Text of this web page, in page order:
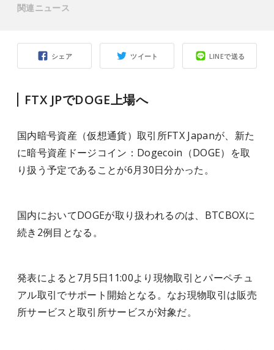
シェア ツイート LINEで送る
FTX JPでDOGE上場へ
国内暗号資産（仮想通貨）取引所FTX Japanが、新た
に暗号資産ドージコイン：Dogecoin（DOGE）を取
り扱う予定であることが6月30日分かった。
国内においてDOGEが取り扱われるのは、 BTCBOXに
続き2例目となる。
発表によると7月5日11:00より現物取引とパーペチュ
アル取引でサポート開始となる。なお現物取引は販売
所サービスと取引所サービスが対象だ。
関連ニュース